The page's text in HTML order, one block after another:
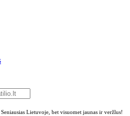
Seniausias Lietuvoje, bet visuomet jaunas ir veržlus!